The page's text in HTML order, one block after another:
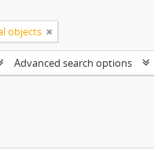
objects
Advanced search options